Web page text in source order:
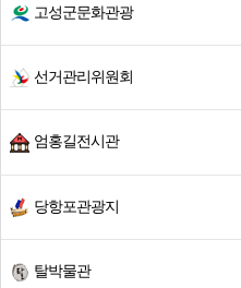
고성군문화관광
선거관리위원회
엄홍길전시관
당항포관광지
탈박물관